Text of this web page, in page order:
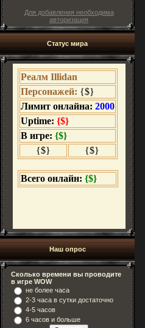
Для добавления необходима
авторизация
Статус мира
Наш опрос
Сколько времени вы проводите
в игре WOW
не более часа
2-3 часа в сутки достаточно
4-5 часов
6 часов и больше